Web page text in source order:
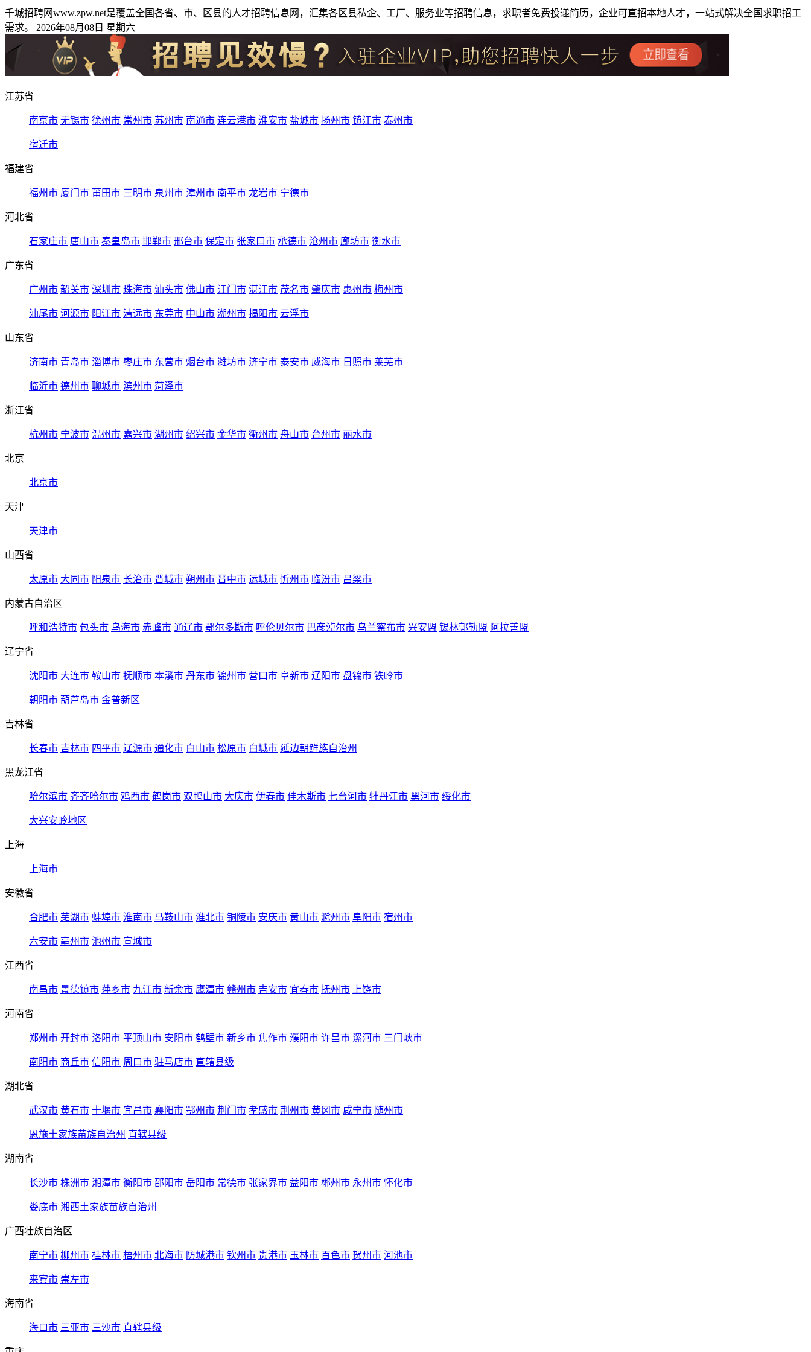
千城招聘网www.zpw.net是覆盖全国各省、市、区县的人才招聘信息网，汇集各区县私企、工厂、服务业等招聘信息，求职者免费投递简历，企业可直招本地人才，一站式解决全国求职招工
需求。 2026年08月08日 星期六
江苏省
南京市 无锡市 徐州市 常州市 苏州市 南通市 连云港市 淮安市 盐城市 扬州市 镇江市 泰州市
宿迁市
福建省
福州市 厦门市 莆田市 三明市 泉州市 漳州市 南平市 龙岩市 宁德市
河北省
石家庄市 唐山市 秦皇岛市 邯郸市 邢台市 保定市 张家口市 承德市 沧州市 廊坊市 衡水市
广东省
广州市 韶关市 深圳市 珠海市 汕头市 佛山市 江门市 湛江市 茂名市 肇庆市 惠州市 梅州市
汕尾市 河源市 阳江市 清远市 东莞市 中山市 潮州市 揭阳市 云浮市
山东省
济南市 青岛市 淄博市 枣庄市 东营市 烟台市 潍坊市 济宁市 泰安市 威海市 日照市 莱芜市
临沂市 德州市 聊城市 滨州市 菏泽市
浙江省
杭州市 宁波市 温州市 嘉兴市 湖州市 绍兴市 金华市 衢州市 舟山市 台州市 丽水市
北京
北京市
天津
天津市
山西省
太原市 大同市 阳泉市 长治市 晋城市 朔州市 晋中市 运城市 忻州市 临汾市 吕梁市
内蒙古自治区
呼和浩特市 包头市 乌海市 赤峰市 通辽市 鄂尔多斯市 呼伦贝尔市 巴彦淖尔市 乌兰察布市 兴安盟 锡林郭勒盟 阿拉善盟
辽宁省
沈阳市 大连市 鞍山市 抚顺市 本溪市 丹东市 锦州市 营口市 阜新市 辽阳市 盘锦市 铁岭市
朝阳市 葫芦岛市 金普新区
吉林省
长春市 吉林市 四平市 辽源市 通化市 白山市 松原市 白城市 延边朝鲜族自治州
黑龙江省
哈尔滨市 齐齐哈尔市 鸡西市 鹤岗市 双鸭山市 大庆市 伊春市 佳木斯市 七台河市 牡丹江市 黑河市 绥化市
大兴安岭地区
上海
上海市
安徽省
合肥市 芜湖市 蚌埠市 淮南市 马鞍山市 淮北市 铜陵市 安庆市 黄山市 滁州市 阜阳市 宿州市
六安市 亳州市 池州市 宣城市
江西省
南昌市 景德镇市 萍乡市 九江市 新余市 鹰潭市 赣州市 吉安市 宜春市 抚州市 上饶市
河南省
郑州市 开封市 洛阳市 平顶山市 安阳市 鹤壁市 新乡市 焦作市 濮阳市 许昌市 漯河市 三门峡市
南阳市 商丘市 信阳市 周口市 驻马店市 直辖县级
湖北省
武汉市 黄石市 十堰市 宜昌市 襄阳市 鄂州市 荆门市 孝感市 荆州市 黄冈市 咸宁市 随州市
恩施土家族苗族自治州 直辖县级
湖南省
长沙市 株洲市 湘潭市 衡阳市 邵阳市 岳阳市 常德市 张家界市 益阳市 郴州市 永州市 怀化市
娄底市 湘西土家族苗族自治州
广西壮族自治区
南宁市 柳州市 桂林市 梧州市 北海市 防城港市 钦州市 贵港市 玉林市 百色市 贺州市 河池市
来宾市 崇左市
海南省
海口市 三亚市 三沙市 直辖县级